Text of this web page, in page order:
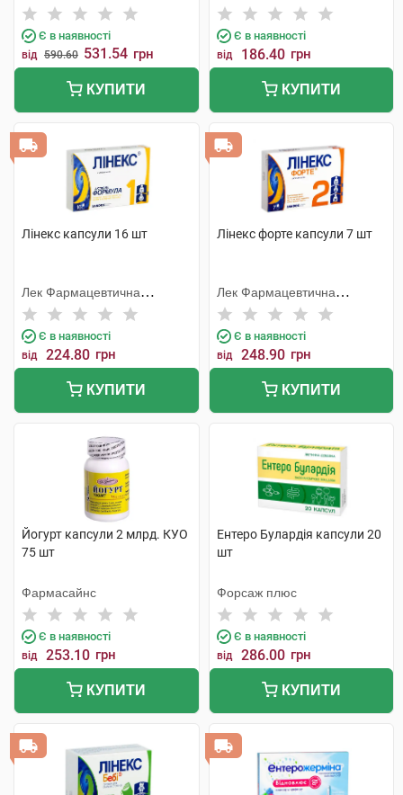
Є в наявності
від 590.60 531.54 грн
КУПИТИ
Є в наявності
від 186.40 грн
КУПИТИ
Лінекс капсули 16 шт
Лек Фармацевтична
компанія
Є в наявності
від 224.80 грн
КУПИТИ
Лінекс форте капсули 7 шт
Лек Фармацевтична
компанія
Є в наявності
від 248.90 грн
КУПИТИ
Йогурт капсули 2 млрд. КУО
75 шт
Фармасайнс
Є в наявності
від 253.10 грн
КУПИТИ
Ентеро Булардія капсули 20
шт
Форсаж плюс
Є в наявності
від 286.00 грн
КУПИТИ